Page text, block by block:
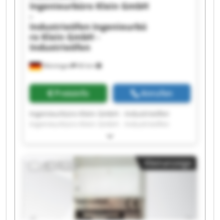
Meiningen 66 km
Ingenieurbüro Klein GmbH
IndustrieöfenIngenieurbü
ro Klein GmbH -
Industrieöfen
Preisinfo Anrufen
Ingenieurbüro Klein GmbH - Industrieöfen
Ingenieurbüro Klein GmbH - Industrieöfen
Ingenieurbüro Klein GmbH - Industrieöfen
Ingenieurbüro Klein GmbH - Industrieöfen
Ingenieurbüro Klein GmbH - Industrieöfen
Ingenieurbüro Klein GmbH - Industrieöfen
Ingenieurbüro Klein GmbH - Industrieöfen
Ingenieurbüro Klein GmbH - Industrieöfen
Kleinanzeige